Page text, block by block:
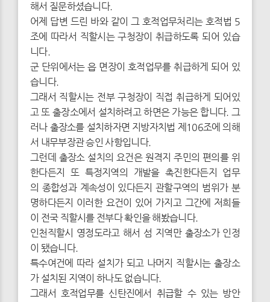
해서 질문하셨습니다.
어제 답변 드린 바와 같이 그 호적업무처리는 호적법 5
조에 따라서 직할시는 구청장이 취급하도록 되어 있습
니다.
군 단위에서는 읍 면장이 호적업무를 취급하게 되어 있
습니다.
그래서 직할시는 전부 구청장이 직접 취급하게 되어있
고 또 출장소에서 설치하려고 하면은 가능은 합니다. 그
러나 출장소를 설치하자면 지방자치법 제106조에 의해
서 내무부장관 승인 사항입니다.
그런데 출장소 설치의 요건은 원격지 주민의 편의를 위
한다든지 또 특정지역의 개발을 촉진한다든지 업무
의 종합성과 계속성이 있다든지 관할구역의 범위가 분
명하다든지 이러한 요건이 있어 가지고 그간에 저희들
이 전국 직할시를 전부다 확인을 해봤습니다.
인천직할시 영정도라고 해서 섬 지역만 출장소가 인정
이 됐습니다.
특수여건에 따라 설치가 되고 나머지 직할시는 출장소
가 설치된 지역이 하나도 없습니다.
그래서 호적업무를 신탄진에서 취급할 수 있는 방안